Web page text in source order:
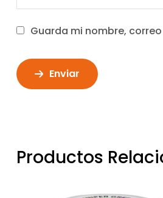
Guarda mi nombre,
Enviar
Productos